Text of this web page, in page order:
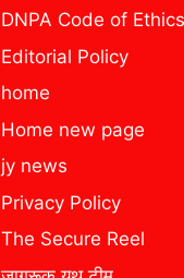
DNPA Code of Ethics
Editorial Policy
home
Home new page
jy news
Privacy Policy
The Secure Reel